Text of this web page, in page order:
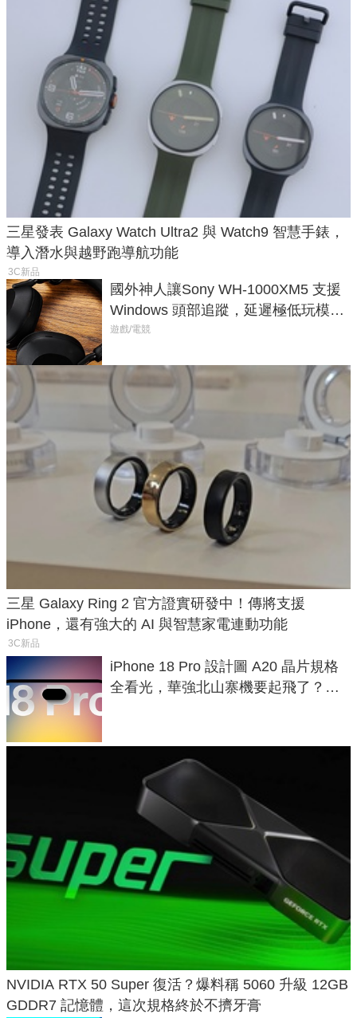
三星發表 Galaxy Watch Ultra2 與 Watch9 智慧手錶，
導入潛水與越野跑導航功能
3C新品
國外神人讓Sony WH-1000XM5 支援
Windows 頭部追蹤，延遲極低玩模擬
飛行超有感
遊戲/電競
三星 Galaxy Ring 2 官方證實研發中！傳將支援
iPhone，還有強大的 AI 與智慧家電連動功能
3C新品
iPhone 18 Pro 設計圖 A20 晶片規格
全看光，華強北山寨機要起飛了？專
NVIDIA RTX 50 Super 復活？爆料稱 5060 升級 12GB
GDDR7 記憶體，這次規格終於不擠牙膏